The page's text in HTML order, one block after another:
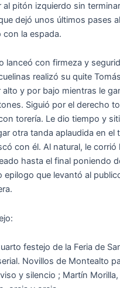
al pitón izquierdo sin
dejó unos últimos pases
con la espada.
lanceó con firmeza y
realizó su quite
y por bajo mientras le
Siguió por el derecho
torería. Le dio tiempo y
otra tanda aplaudida en el
con él. Al natural, le
hasta el final poniendo
epilogo que levantó al
festejo de la Feria de
Novillos de Montealto
y silencio ; Martín